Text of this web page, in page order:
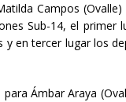
Campos
Sub-14, el primer
y en tercer lugar los
Ámbar Araya